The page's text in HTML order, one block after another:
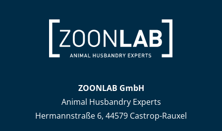
ZOONLAB GmbH
Animal Husbandry Experts
Hermannstraße 6, 44579 Castrop-Rauxel